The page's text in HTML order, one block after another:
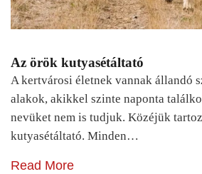
Az örök kutyasétáltató
A kertvárosi életnek vannak állandó
alakok, akikkel szinte naponta
nevüket nem is tudjuk. Közéjük
kutyasétáltató. Minden…
Read More